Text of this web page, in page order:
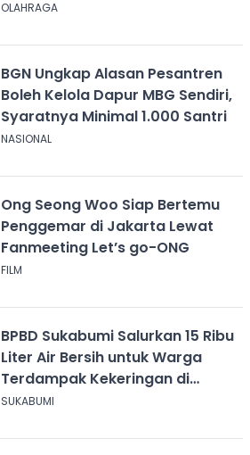
OLAHRAGA
BGN Ungkap Alasan Pesantren
Boleh Kelola Dapur MBG Sendiri,
Syaratnya Minimal 1.000 Santri
NASIONAL
Ong Seong Woo Siap Bertemu
Penggemar di Jakarta Lewat
Fanmeeting Let’s go-ONG
FILM
BPBD Sukabumi Salurkan 15 Ribu
Liter Air Bersih untuk Warga
Terdampak Kekeringan di
Cicurug
SUKABUMI